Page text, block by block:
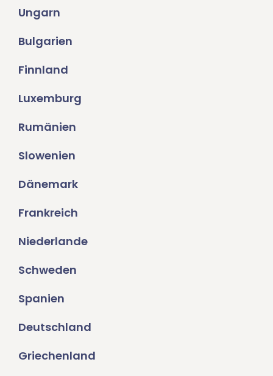
Ungarn
Bulgarien
Finnland
Luxemburg
Rumänien
Slowenien
Dänemark
Frankreich
Niederlande
Schweden
Spanien
Deutschland
Griechenland